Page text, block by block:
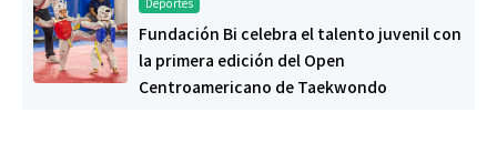
Fundación Bi celebra el talento juvenil con
la primera edición del Open
Centroamericano de Taekwondo